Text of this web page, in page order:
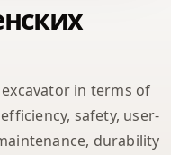
in terms of
safety, user-
durability